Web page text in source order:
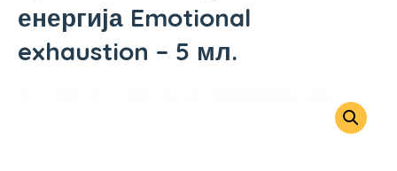
енергија Emotional
exhaustion – 5 мл.